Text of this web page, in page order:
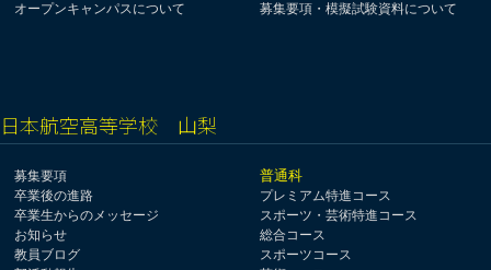
オープンキャンパスについて 募集要項・模擬試験資料について
日本航空高等学校 山梨
募集要項
卒業後の進路
卒業生からのメッセージ
お知らせ
教員ブログ
普通科
プレミアム特進コース
スポーツ・芸術特進コース
総合コース
スポーツコース